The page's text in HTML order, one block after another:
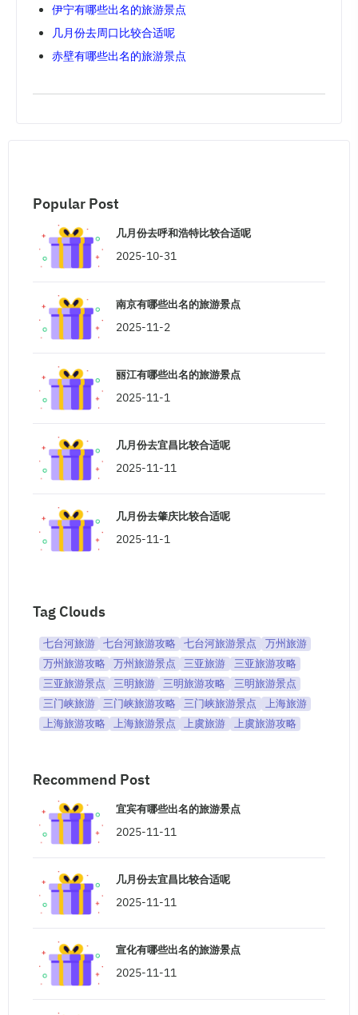
伊宁有哪些出名的旅游景点
几月份去周口比较合适呢
赤壁有哪些出名的旅游景点
Popular Post
几月份去呼和浩特比较合适呢
2025-10-31
南京有哪些出名的旅游景点
2025-11-2
丽江有哪些出名的旅游景点
2025-11-1
几月份去宜昌比较合适呢
2025-11-11
几月份去肇庆比较合适呢
2025-11-1
Tag Clouds
七台河旅游 七台河旅游攻略 七台河旅游景点
万州旅游
万州旅游攻略
万州旅游景点 三亚旅游
三亚旅游攻略
三亚旅游景点
三明旅游 三明旅游攻略
三明旅游景点
三门峡旅游
三门峡旅游攻略 三门峡旅游景点
上海旅游
上海旅游攻略
上海旅游景点 上虞旅游 上虞旅游攻略
Recommend Post
宜宾有哪些出名的旅游景点
2025-11-11
几月份去宜昌比较合适呢
2025-11-11
宣化有哪些出名的旅游景点
2025-11-11